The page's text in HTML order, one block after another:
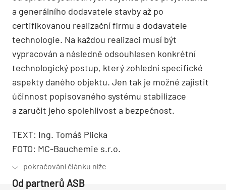
a generálního dodavatele stavby až po
certifikovanou realizační firmu a dodavatele
technologie. Na každou realizaci musí být
vypracován a následně odsouhlasen konkrétní
technologický postup, který zohlední specifické
aspekty daného objektu. Jen tak je možné zajistit
účinnost popisovaného systému stabilizace
a zaručit jeho spolehlivost a bezpečnost.
TEXT: Ing. Tomáš Plicka
FOTO: MC-Bauchemie s.r.o.
Od partnerů ASB